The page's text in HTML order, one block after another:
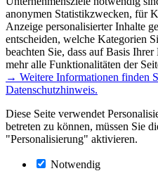
anonymen Statistikzwecken, für
Anzeige personalisierter Inhalte
entscheiden, welche Kategorien
beachten Sie, dass auf Basis
mehr alle Funktionalitäten der
→ Weitere Informationen finden
Datenschutzhinweis.
Diese Seite verwendet
betreten zu können, müssen Sie
"Personalisierung" aktivieren.
Notwendig